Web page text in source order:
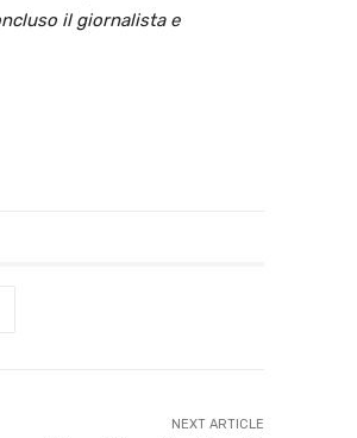
il giornalista e
NEXT ARTICLE